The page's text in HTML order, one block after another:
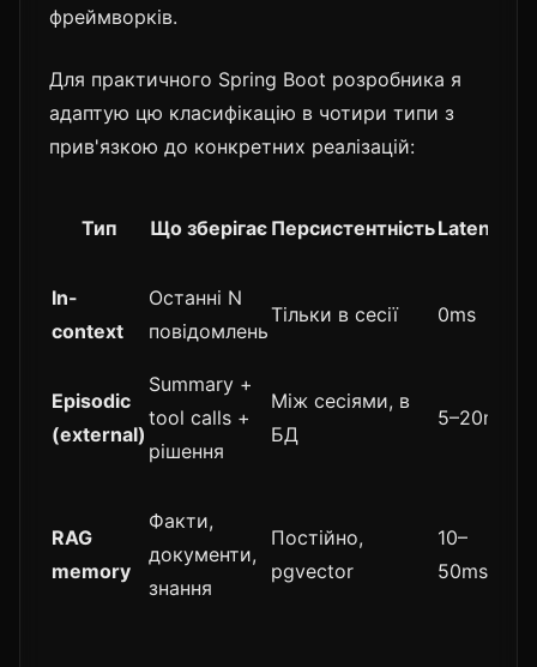
фреймворків.
Для практичного Spring Boot розробника я
адаптую цю класифікацію в чотири типи з
прив'язкою до конкретних реалізацій:
Тип Що зберігає ПерсистентністьLatency
In-
context
Останні N
повідомлень
Тільки в сесії 0ms
Episodic
(external)
Summary +
tool calls +
рішення
Між сесіями, в
БД
5–20ms
RAG
memory
Факти,
документи,
знання
Постійно,
pgvector
10–
50ms